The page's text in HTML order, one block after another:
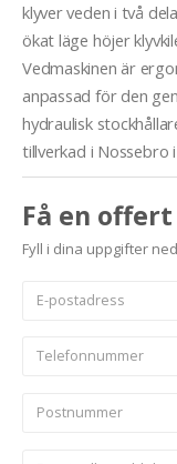
klyver veden i två
ökat läge höjer
Vedmaskinen är
anpassad för den
hydraulisk
tillverkad i Nossebro
Få en
Fyll i dina uppgifter